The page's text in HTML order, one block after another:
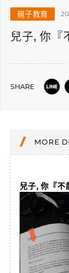
親子教育
兒子, 你『
SHARE
MORE
兒子, 你『不